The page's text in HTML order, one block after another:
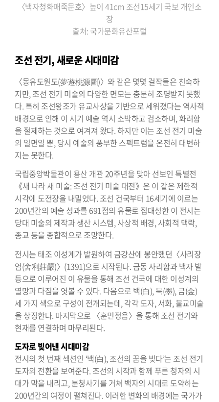
〈백자청화매죽문호〉높이 41cm 조선15세기 국보 개인소
장
출처: 국가문화유산포털
조선 전기, 새로운 시대미감
〈몽유도원도(夢遊桃源圖)〉와 같은 몇몇 걸작들은 친숙하
지만, 조선 전기 미술의 다양한 면모는 충분히 조명받지 못했
다. 특히 조선왕조가 유교사상을 기반으로 세워졌다는 역사적
배경으로 인해 이 시기 예술 역시 소박하고 검소하며, 화려함
을 절제하는 것으로 여겨져 왔다. 하지만 이는 조선 전기 미술
의 일면일 뿐, 당시 예술의 풍부한 스펙트럼을 온전히 대변하
지는 못한다.
국립중앙박물관이 용산 개관 20주년을 맞아 선보인 특별전
《새 나라 새 미술: 조선 전기 미술 대전》은 이 같은 제한적
시각에 도전장을 내밀었다. 조선 건국부터 16세기에 이르는
200년간의 예술 성과를 691점의 유물로 집대성한 이 전시는
당대 미술의 제작과 생산 시스템, 사상적 배경, 사회적 맥락,
종교 등을 종합적으로 조망한다.
전시는 태조 이성계가 발원하여 금강산에 봉안했던〈사리장
엄(舍利莊嚴)〉(1391)으로 시작된다. 금동 사리함과 백자 발
등으로 이루어진 이 유물을 통해 조선 건국에 대한 이성계의
열망과 다짐을 엿볼 수 있다. 다음으로 백(白), 묵(墨), 금(金)
세 가지 색으로 구성이 전개되는데, 각각 도자, 서화, 불교미술
을 상징한다. 마지막으로 〈훈민정음〉을 통해 조선 전기와
현재를 연결하며 마무리된다.
도자로 빚어낸 시대미감
전시의 첫 번째 섹션인 ‘백(白), 조선의 꿈을 빚다’는 조선 전기
도자의 전환을 보여준다. 조선의 시작과 함께 푸른 청자의 시
대가 막을 내리고, 분청사기를 거쳐 백자의 시대로 도약하는
200년간의 여정이 펼쳐진다. 이러한 변화의 배경에는 국가가